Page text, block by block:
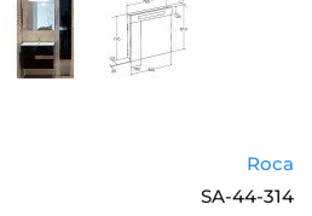
Roca
SA-44-314